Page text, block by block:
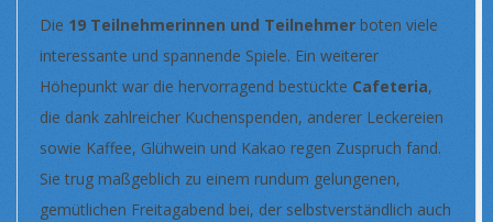
Die 19 Teilnehmerinnen und Teilnehmer boten viele
interessante und spannende Spiele. Ein weiterer
Höhepunkt war die hervorragend bestückte Cafeteria,
die dank zahlreicher Kuchenspenden, anderer Leckereien
sowie Kaffee, Glühwein und Kakao regen Zuspruch fand.
Sie trug maßgeblich zu einem rundum gelungenen,
gemütlichen Freitagabend bei, der selbstverständlich auch